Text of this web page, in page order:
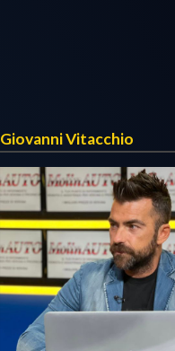
Giovanni Vitacchio